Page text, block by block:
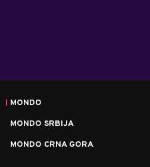
MONDO
MONDO SRBIJA
MONDO CRNA GORA